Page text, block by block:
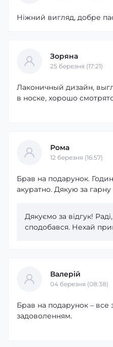
Ніжний вигляд, добре
Зоряна
25 березня (17:21)
Лаконичный дизайн,
в носке, хорошо
Рома
12 березня (16:57)
Брав на подарунок.
акуратно. Дякую за
Дякуємо за відгук!
сподобався. Нехай
Валерій
04 березня (08:38)
Брав на подарунок – все
задоволенням.